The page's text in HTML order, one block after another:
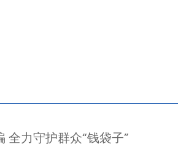
全力守护群众“钱袋子”